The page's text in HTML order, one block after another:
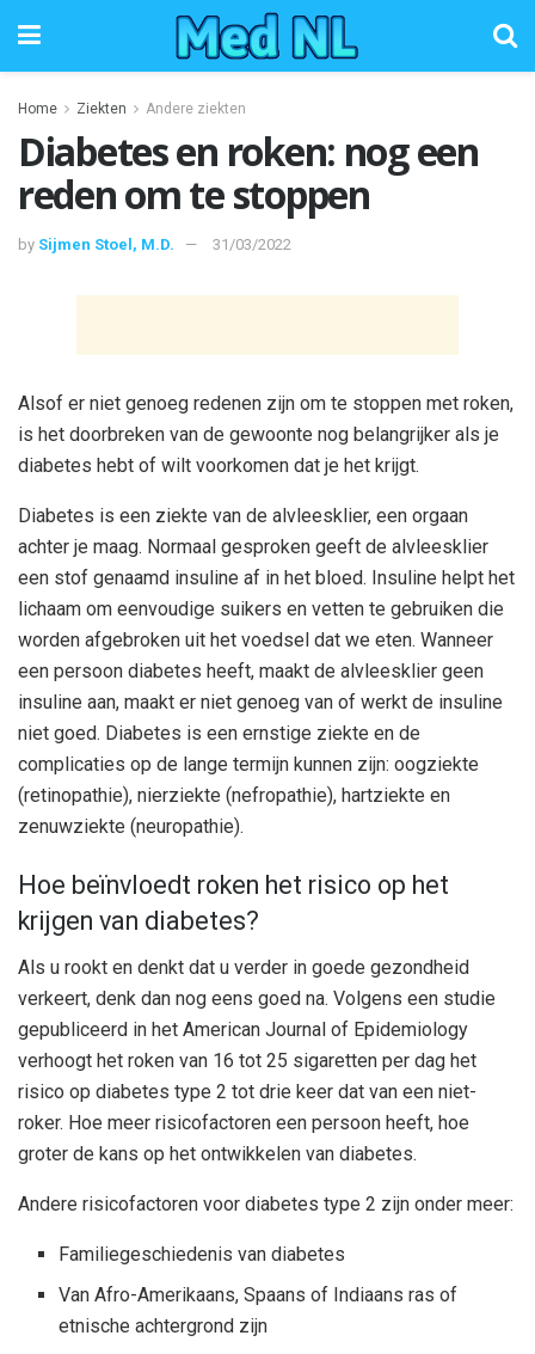
Home Ziekten Andere ziekten
Diabetes en roken: nog een
reden om te stoppen
by Sijmen Stoel, M.D. 31/03/2022
Alsof er niet genoeg redenen zijn om te stoppen met roken,
is het doorbreken van de gewoonte nog belangrijker als je
diabetes hebt of wilt voorkomen dat je het krijgt.
Diabetes is een ziekte van de alvleesklier, een orgaan
achter je maag. Normaal gesproken geeft de alvleesklier
een stof genaamd insuline af in het bloed. Insuline helpt het
lichaam om eenvoudige suikers en vetten te gebruiken die
worden afgebroken uit het voedsel dat we eten. Wanneer
een persoon diabetes heeft, maakt de alvleesklier geen
insuline aan, maakt er niet genoeg van of werkt de insuline
niet goed. Diabetes is een ernstige ziekte en de
complicaties op de lange termijn kunnen zijn: oogziekte
(retinopathie), nierziekte (nefropathie), hartziekte en
zenuwziekte (neuropathie).
Hoe beïnvloedt roken het risico op het
krijgen van diabetes?
Als u rookt en denkt dat u verder in goede gezondheid
verkeert, denk dan nog eens goed na. Volgens een studie
gepubliceerd in het American Journal of Epidemiology
verhoogt het roken van 16 tot 25 sigaretten per dag het
risico op diabetes type 2 tot drie keer dat van een niet-
roker. Hoe meer risicofactoren een persoon heeft, hoe
groter de kans op het ontwikkelen van diabetes.
Andere risicofactoren voor diabetes type 2 zijn onder meer:
Familiegeschiedenis van diabetes
Van Afro-Amerikaans, Spaans of Indiaans ras of
etnische achtergrond zijn